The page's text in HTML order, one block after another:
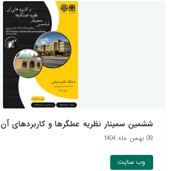
ششمین سمینار نظریه عملگرها و کاربردهای آن
09 بهمن ماه 1404
وب سایت